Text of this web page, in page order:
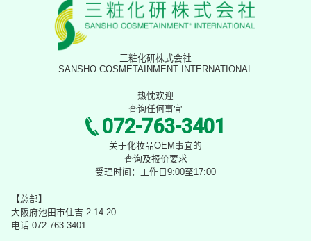
三粧化研株式会社
SANSHO COSMETAINMENT INTERNATIONAL
热忱欢迎
査询任何事宜
072-763-3401
关于化妆品OEM事宜的
査询及报价要求
受理时间：工作日9:00至17:00
【总部】
大阪府池田市住吉 2-14-20
电话 072-763-3401